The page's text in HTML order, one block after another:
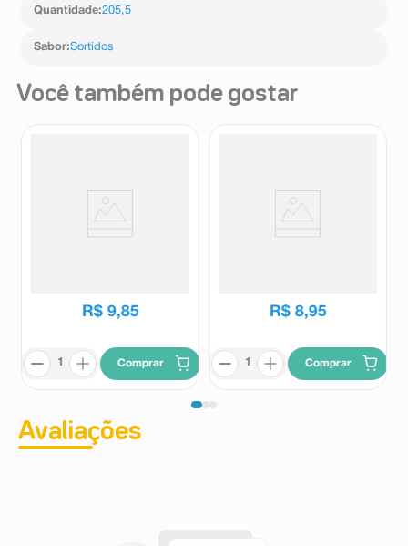
Quantidade:205,5
Sabor:Sortidos
Você também pode gostar
R$ 9,85
Comprar
R$ 8,95
Comprar
Avaliações